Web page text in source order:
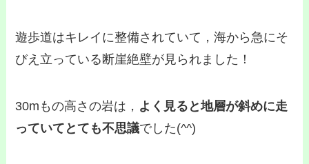
遊歩道はキレイに整備されていて，海から急にそ
びえ立っている断崖絶壁が見られました！
30mもの高さの岩は， よく見ると地層が斜めに走
っていてとても不思議でした(^^)